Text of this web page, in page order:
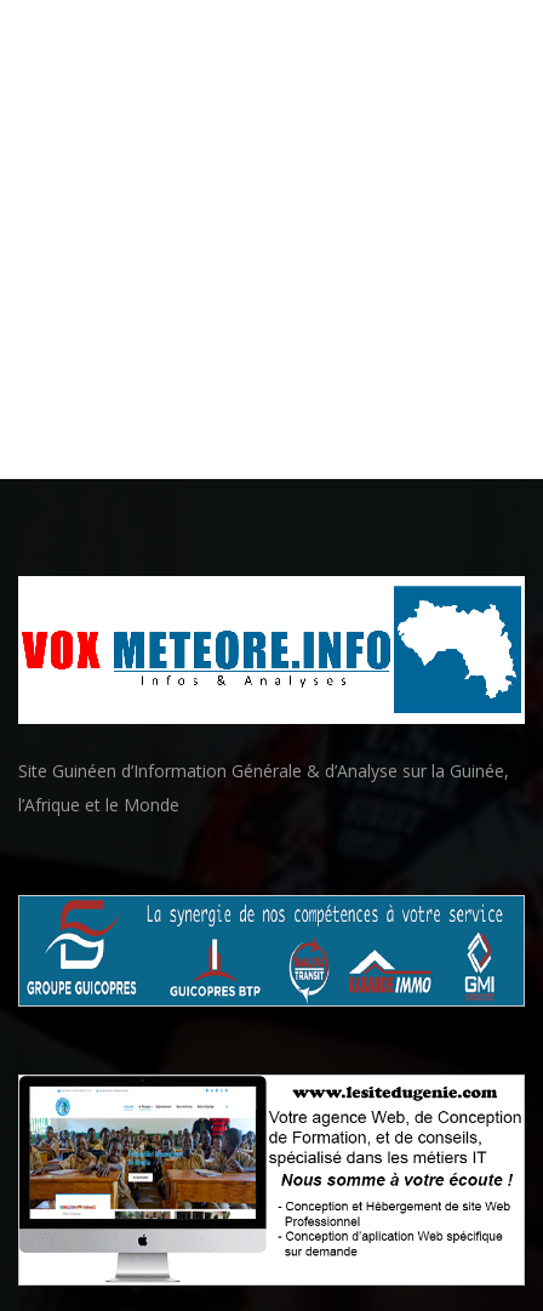
Site Guinéen d’Information Générale & d’Analyse sur la Guinée,
l’Afrique et le Monde